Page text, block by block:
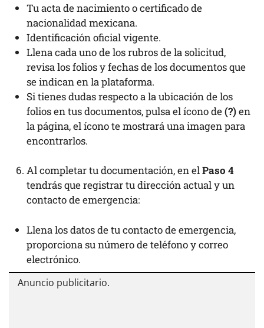
Tu acta de nacimiento o certificado de
nacionalidad mexicana.
Identificación oficial vigente.
Llena cada uno de los rubros de la solicitud,
revisa los folios y fechas de los documentos que
se indican en la plataforma.
Si tienes dudas respecto a la ubicación de los
folios en tus documentos, pulsa el ícono de(?)en
la página, el ícono te mostrará una imagen para
encontrarlos.
Al completar tu documentación, en elPaso 4
tendrás que registrar tu dirección actual y un
contacto de emergencia:
Llena los datos de tu contacto de emergencia,
proporciona su número de teléfono y correo
electrónico.